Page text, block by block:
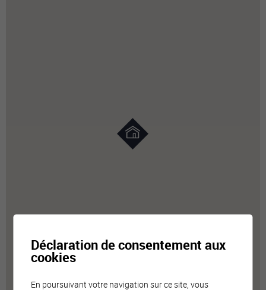
Déclaration de consentement aux
cookies
En poursuivant votre navigation sur ce site, vous